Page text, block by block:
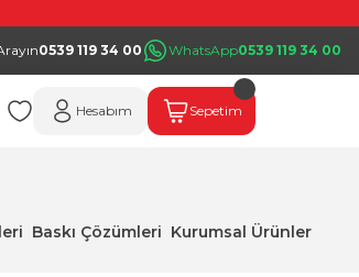
0539 119 34 00 WhatsApp0539 119 34 00
Hesabım Sepetim
Baskı Çözümleri Kurumsal Ürünler